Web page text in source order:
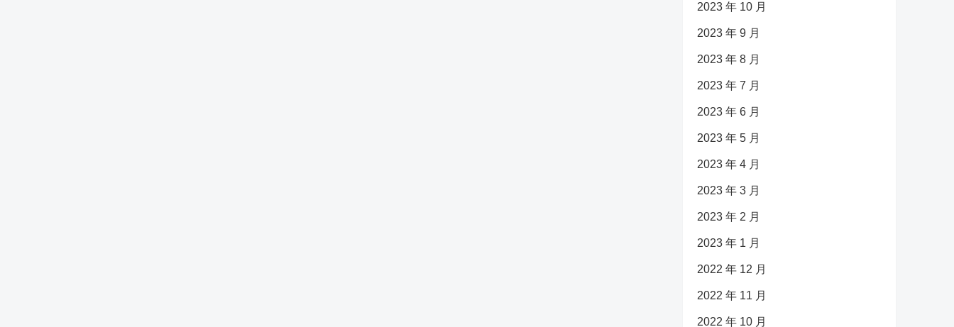
2023 年 10 月
2023 年 9 月
2023 年 8 月
2023 年 7 月
2023 年 6 月
2023 年 5 月
2023 年 4 月
2023 年 3 月
2023 年 2 月
2023 年 1 月
2022 年 12 月
2022 年 11 月
2022 年 10 月